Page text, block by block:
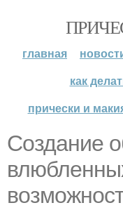
главная
как
прически и
Создание